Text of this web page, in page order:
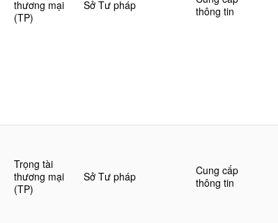
thương mại
(TP)
Sở Tư pháp
thông tin
Trọng tài
thương mại
(TP)
Sở Tư pháp
Cung cấp
thông tin